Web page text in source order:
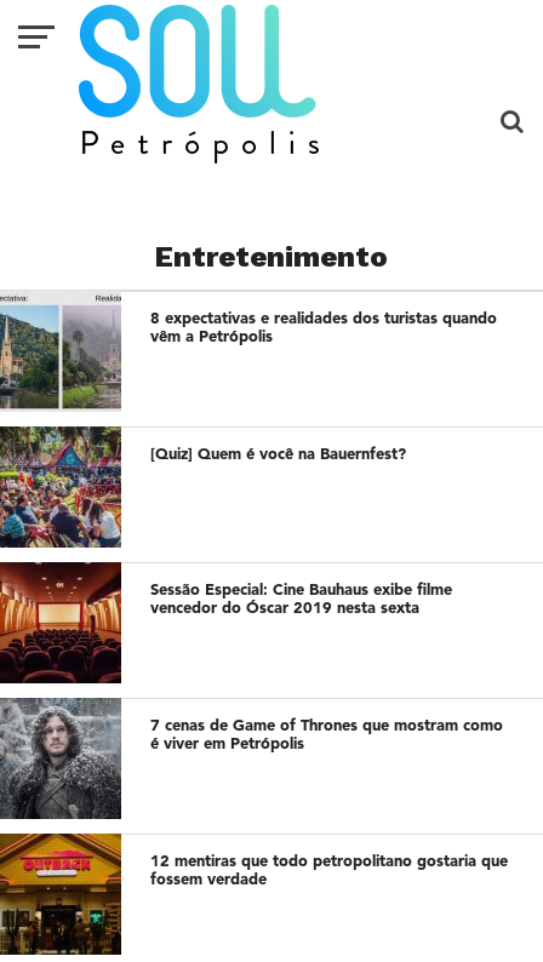
Entretenimento
8 expectativas e realidades dos turistas quando
vêm a Petrópolis
[Quiz] Quem é você na Bauernfest?
Sessão Especial: Cine Bauhaus exibe filme
vencedor do Óscar 2019 nesta sexta
7 cenas de Game of Thrones que mostram como
é viver em Petrópolis
12 mentiras que todo petropolitano gostaria que
fossem verdade